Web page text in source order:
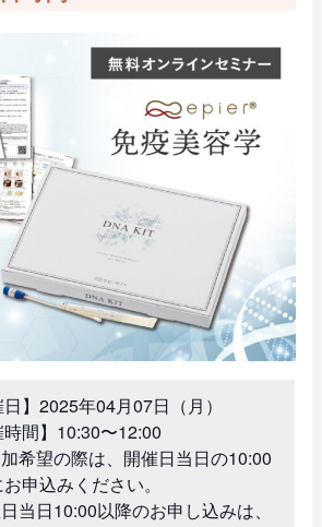
日】2025年04月07日（月）
時間】10:30〜12:00
希望の際は、開催日当日の10:00
申込みください。
当日10:00以降のお申し込みは、